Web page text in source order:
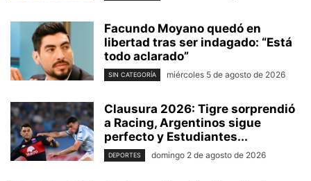
Facundo Moyano quedó en
libertad tras ser indagado: “Está
todo aclarado”
SIN CATEGORÍA miércoles 5 de agosto de 2026
Clausura 2026: Tigre sorprendió
a Racing, Argentinos sigue
perfecto y Estudiantes...
DEPORTES domingo 2 de agosto de 2026